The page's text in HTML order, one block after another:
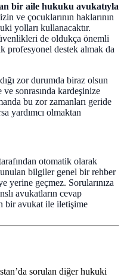
bir aile hukuku avukatıyla
ve çocuklarının haklarının
yolları kullanacaktır.
de oldukça önemli
profesyonel destek almak da
zor durumda biraz olsun
sonrasında kardeşinize
bu zor zamanları geride
yardımcı olmaktan
otomatik olarak
bilgiler genel bir rehber
yerine geçmez. Sorularınıza
avukatların cevap
bir avukat ile iletişime
sorulan diğer hukuki